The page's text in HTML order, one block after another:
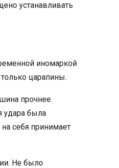
устанавливать
иномаркой
царапины.
прочнее.
удара была
себя принимает
Не было